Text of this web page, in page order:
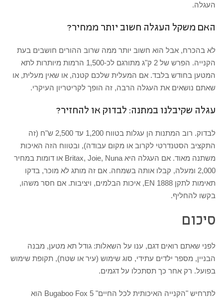
העגלה.
האם משקל העגלה חשוב יותר ממחיר?
לא בהכרח, אבל הוא חשוב יותר ממה שרוב ההורים חושבים בעת
הקנייה. הפרש של 2 ק"ג מתורגם לכ-1,500 הרמות מיותרות לתא
המטען בחודש בלבד. אם המעלית שלכם קטנה, או שאין מעלית, או
שאתם נושאים את העגלה הרבה, זה הופך לקריטריון העיקרי.
עגלה שקיבלנו במתנה: לבדוק או להחזיר?
לבדוק. רוב המתנות הן עגלות בטווח 1,200 עד 2,500 ש"ח (זה
התקציב הסטנדרטי לקרוב או מקום עבודה), ובטווח הזה האיכות
משתנה מאוד. אם העגלה היא Britax, Joie, Nuna או דומות במחיר
2,000 ומעלה, קבלו אותה בשמחה. אם זה מותג לא מוכר, בדקו
תאימות לתקן EN 1888, איכות הבלמים, ויציבות. אם חסר משהו,
בקשו להחליף.
סיכום
לפני שאתם רואים דגם, ענו על השאלות: גודל תא מטען, מבנה
הבניין, מספר ילדים עתידי, סוג שימוש (עיר או שטח), תקופת שימוש
בפועל. רק אחר כך תסתכלו על דגמים.
לתרחיש "הקנייה האיכותית לכל החיים" Bugaboo Fox 5 הוא